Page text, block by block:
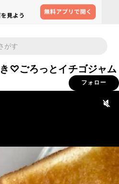
♡ごろっとイチゴジャム
フォロー